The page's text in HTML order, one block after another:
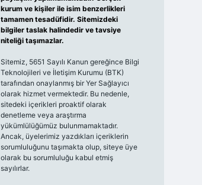
kurum ve kişiler ile isim benzerlikleri
tamamen tesadüfidir. Sitemizdeki
bilgiler taslak halindedir ve tavsiye
niteliği taşımazlar.
Sitemiz, 5651 Sayılı Kanun gereğince Bilgi
Teknolojileri ve İletişim Kurumu (BTK)
tarafından onaylanmış bir Yer Sağlayıcı
olarak hizmet vermektedir. Bu nedenle,
sitedeki içerikleri proaktif olarak
denetleme veya araştırma
yükümlülüğümüz bulunmamaktadır.
Ancak, üyelerimiz yazdıkları içeriklerin
sorumluluğunu taşımakta olup, siteye üye
olarak bu sorumluluğu kabul etmiş
sayılırlar.